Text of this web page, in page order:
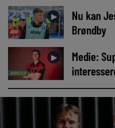
AVIS
►
Nu kan
Brøndby
NYHEDER
►
Medie: